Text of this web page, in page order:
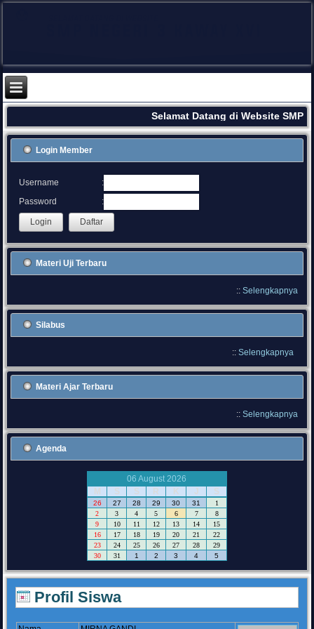
Selamat Datang di Website
Login Member
Username
:
Password
:
Materi Uji Terbaru
:: Selengkapnya
Silabus
:: Selengkapnya
Materi Ajar Terbaru
:: Selengkapnya
Agenda
06 August 2026
M
S S R K J S
26 27 28 29 30 31
1
2
3 4 5 6 7
8
9
10 11 12 13 14
15
16
17 18 19 20 21
22
23
24 25 26 27 28
29
30
31 1 2 3 4 5
Profil Siswa